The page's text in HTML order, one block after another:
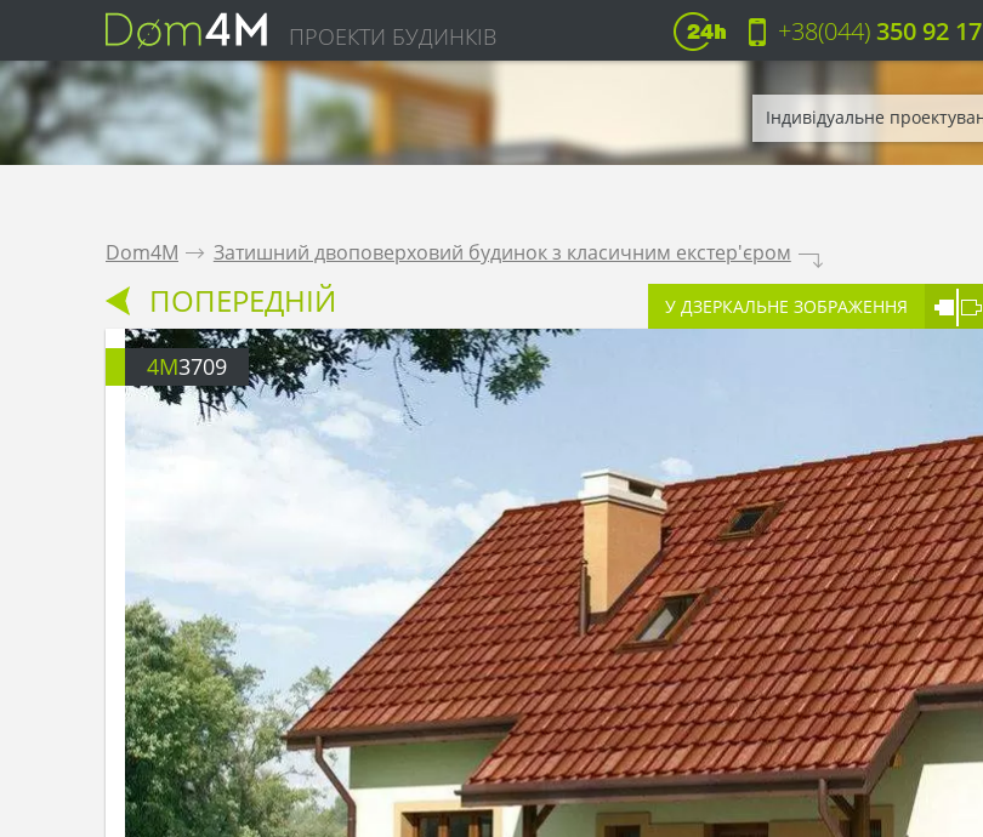
ПРОЕКТИ БУДИНКІВ +38(044)350 92 17
Індивідуальне
Dom4M . Затишний двоповерховий будинок з класичним екстер'єром .
ПОПЕРЕДНІЙ У ДЗЕРКАЛЬНЕ ЗОБРАЖЕННЯ
4M3709